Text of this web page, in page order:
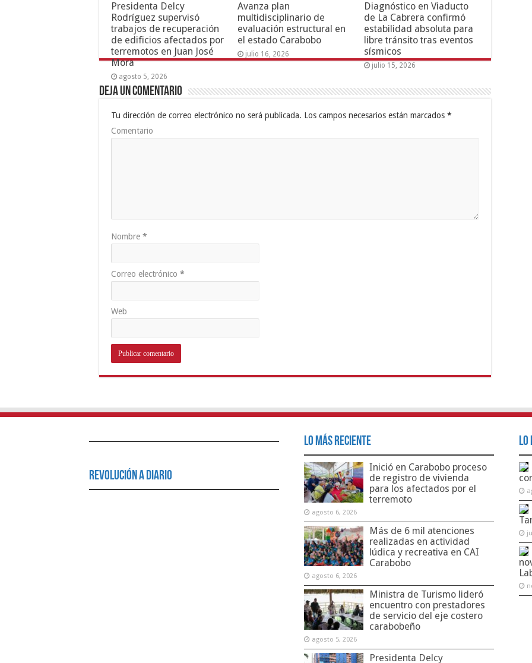
Presidenta Delcy
Rodríguez supervisó
trabajos de recuperación
de edificios afectados por
terremotos en Juan José
Mora
agosto 5, 2026
Avanza plan
multidisciplinario de
evaluación estructural en
el estado Carabobo
julio 16, 2026
Diagnóstico en Viaducto
de La Cabrera confirmó
estabilidad absoluta para
libre tránsito tras eventos
sísmicos
julio 15, 2026
Deja un comentario
Tu dirección de correo electrónico no será publicada. Los campos necesarios están marcados *
Comentario
Nombre *
Correo electrónico *
Web
Revolución a Diario
Lo Más Reciente
Inició en Carabobo proceso
de registro de vivienda
para los afectados por el
terremoto
agosto 6, 2026
Más de 6 mil atenciones
realizadas en actividad
lúdica y recreativa en CAI
Carabobo
agosto 6, 2026
Ministra de Turismo lideró
encuentro con prestadores
de servicio del eje costero
carabobeño
agosto 5, 2026
Presidenta Delcy
Lo